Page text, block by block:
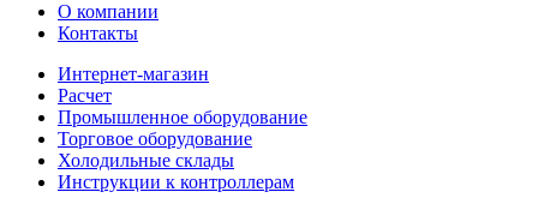
О компании
Контакты
Интернет-магазин
Расчет
Промышленное оборудование
Торговое оборудование
Холодильные склады
Инструкции к контроллерам